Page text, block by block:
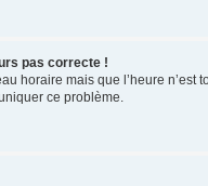
pas correcte !
horaire mais que l’heure
ce problème.